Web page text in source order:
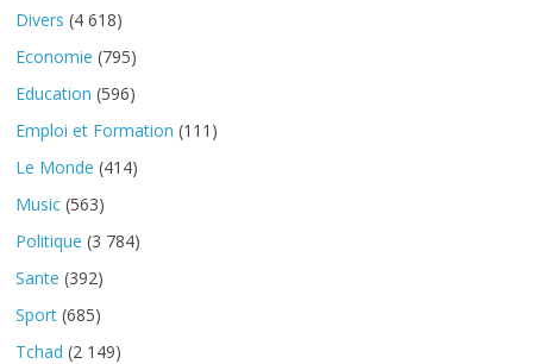
Divers (4 618)
Economie (795)
Education (596)
Emploi et Formation (111)
Le Monde (414)
Music (563)
Politique (3 784)
Sante (392)
Sport (685)
Tchad (2 149)